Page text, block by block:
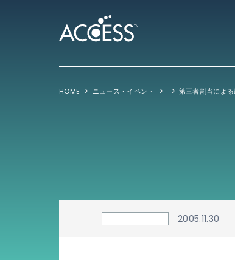
HOME ニュース・イベント
2005.11.30